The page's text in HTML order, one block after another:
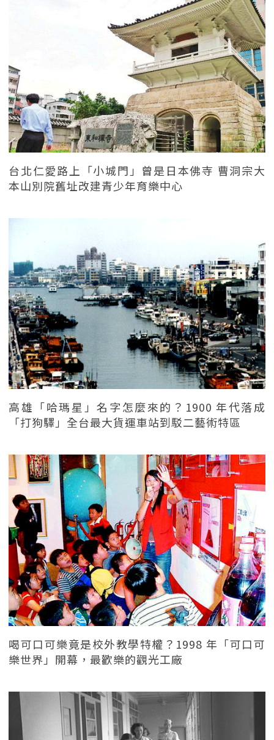
台北仁愛路上「小城門」曾是日本佛寺 曹洞宗大
本山別院舊址改建青少年育樂中心
高雄「哈瑪星」名字怎麼來的？1900 年代落成
「打狗驛」全台最大貨運車站到駁二藝術特區
喝可口可樂竟是校外教學特權？1998 年「可口可
樂世界」開幕，最歡樂的觀光工廠